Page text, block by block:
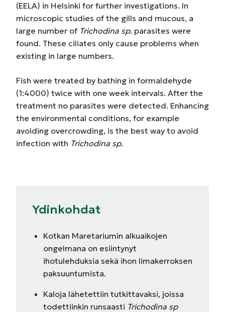
(EELA) in Helsinki for further investigations. In
microscopic studies of the gills and mucous, a
large number of Trichodina sp. parasites were
found. These ciliates only cause problems when
existing in large numbers.
Fish were treated by bathing in formaldehyde
(1:4000) twice with one week intervals. After the
treatment no parasites were detected. Enhancing
the environmental conditions, for example
avoiding overcrowding, is the best way to avoid
infection with Trichodina sp.
Ydinkohdat
Kotkan Maretariumin alkuaikojen
ongelmana on esiintynyt
ihotulehduksia sekä ihon limakerroksen
paksuuntumista.
Kaloja lähetettiin tutkittavaksi, joissa
todettiinkin runsaasti Trichodina sp